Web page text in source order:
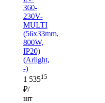
360-
230V-
MULTI
(56x33mm,
800W,
IP20)
(Arlight,
-)
1 53515
₽/
шт